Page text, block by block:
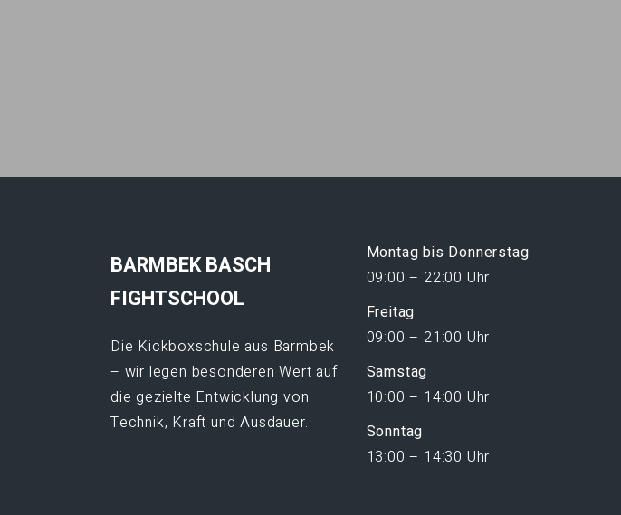
BARMBEK BASCH
FIGHTSCHOOL
Die Kickboxschule aus Barmbek
– wir legen besonderen Wert auf
die gezielte Entwicklung von
Technik, Kraft und Ausdauer.
Montag bis Donnerstag
09:00 – 22:00 Uhr
Freitag
09:00 – 21:00 Uhr
Samstag
10:00 – 14:00 Uhr
Sonntag
13:00 – 14:30 Uhr